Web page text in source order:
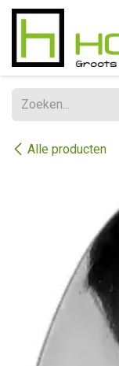
Overslaan naar
Alle producten